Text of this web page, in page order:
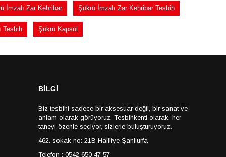
İmzalı Zar Kehribar Şükrü İmzalı Zar Kehribar Tesbih
Tesbih Şükrü Kapsül
BİLGİ
Biz tesbihi sadece bir aksesuar değil, bir sanat ve
anlam olarak görüyoruz. Tesbihkenti olarak, her
taneyi özenle seçiyor, sizlerle buluşturuyoruz.
462. sokak no: 21B Haliliye Şanlıurfa
Telefon : 0542 650 47 57